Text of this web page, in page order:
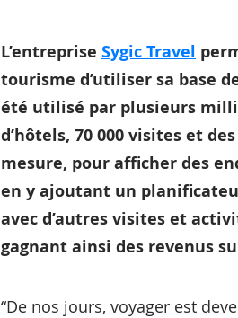
L’entreprise Sygic Travel
tourisme d’utiliser sa base
été utilisé par plusieurs
d’hôtels, 70 000 visites et
mesure, pour afficher des
en y ajoutant un
avec d’autres visites et
gagnant ainsi des revenus
“De nos jours, voyager est